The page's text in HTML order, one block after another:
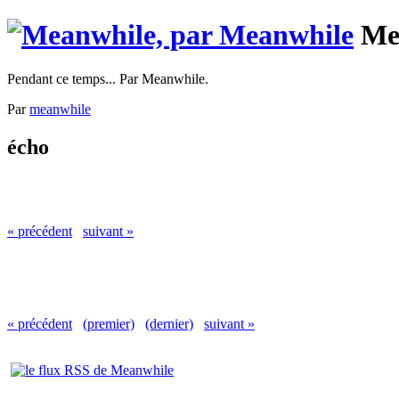
Pendant ce temps... Par Meanwhile.
Parmeanwhile
écho
« précédent suivant »
« précédent (premier) (dernier) suivant »